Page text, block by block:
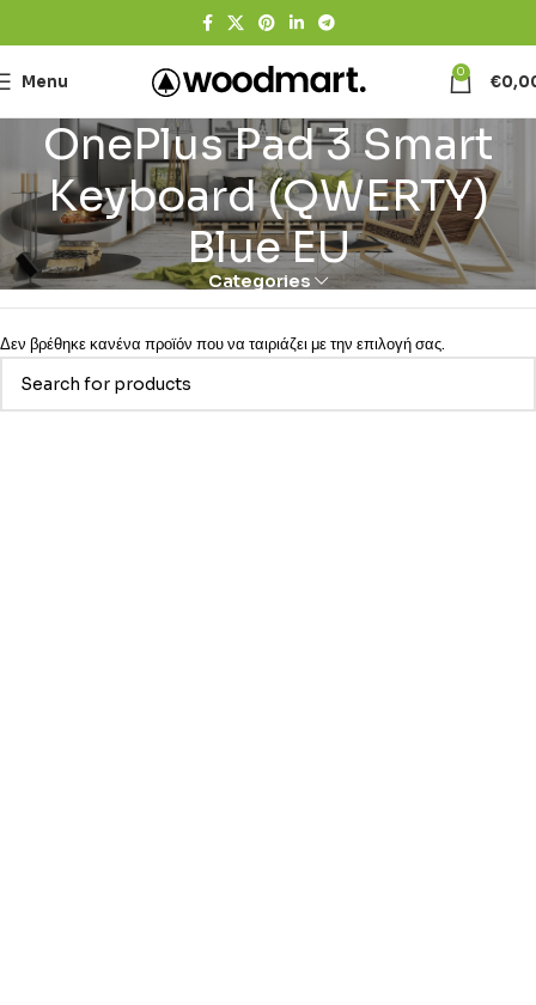
Menu 0 €
OnePlus Pad 3 Smart
Keyboard (QWERTY)
Blue EU
Categories
Δεν βρέθηκε κανένα προϊόν που να ταιριάζει με την επιλογή σας.